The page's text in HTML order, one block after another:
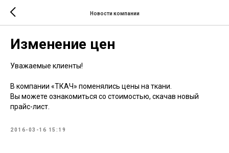
Новости компании
Изменение цен
Уважаемые клиенты!
В компании «ТКАЧ» поменялись цены на ткани.
Вы можете ознакомиться со стоимостью, скачав новый
прайс-лист.
2016-03-16 15:19